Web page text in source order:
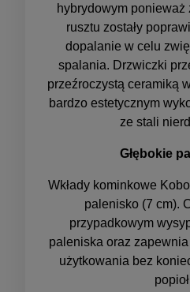
hybrydowym
rusztu zostały
dopalanie w celu
spalania. Drzwiczki
przeźroczystą ceramiką
bardzo estetycznym
ze stali
Głębokie
Wkłady kominkowe
palenisko (7 cm).
przypadkowym
paleniska oraz zapewnia
użytkowania bez